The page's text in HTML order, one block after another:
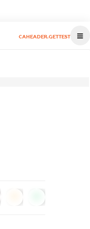
CAHEADER.GETTEST